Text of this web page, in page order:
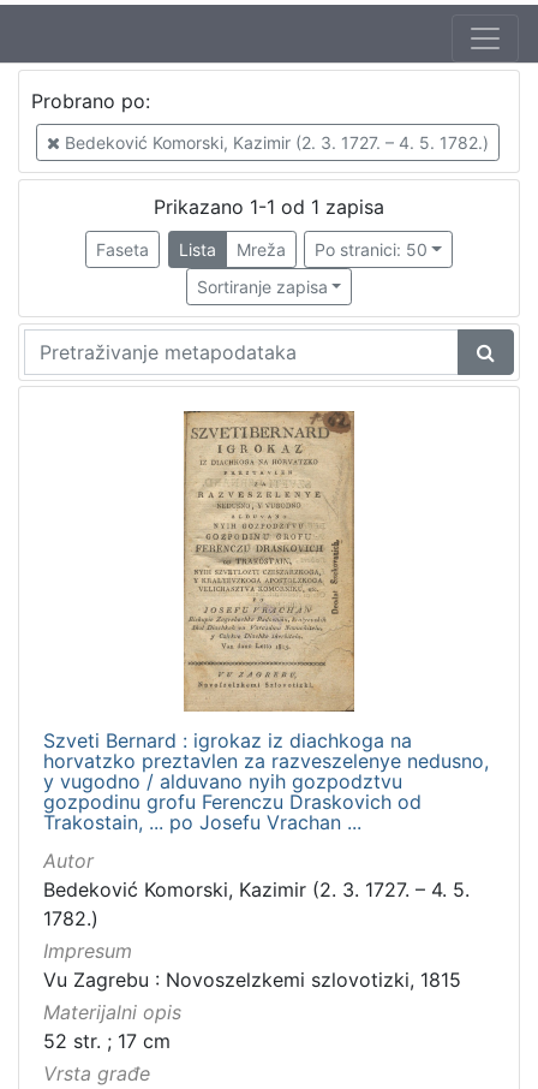
Probrano po:
Bedeković Komorski, Kazimir (2. 3. 1727. – 4. 5. 1782.)
Prikazano 1-1 od 1 zapisa
Faseta Lista Mreža
Po stranici: 50
Sortiranje zapisa
Szveti Bernard : igrokaz iz diachkoga na
horvatzko preztavlen za razveszelenye nedusno,
y vugodno / alduvano nyih gozpodztvu
gozpodinu grofu Ferenczu Draskovich od
Trakostain, ... po Josefu Vrachan ...
Autor
Bedeković Komorski, Kazimir (2. 3. 1727. – 4. 5.
1782.)
Impresum
Vu Zagrebu : Novoszelzkemi szlovotizki, 1815
Materijalni opis
52 str. ; 17 cm
Vrsta građe